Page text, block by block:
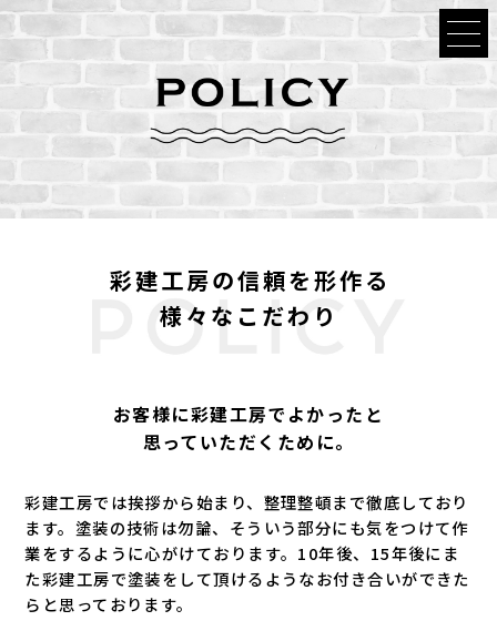
彩建工房の信頼を形作る
様々なこだわり
お客様に彩建工房でよかったと
思っていただくために。
彩建工房では挨拶から始まり、整理整頓まで徹底しており
ます。塗装の技術は勿論、そういう部分にも気をつけて作
業をするように心がけております。10年後、15年後にま
た彩建工房で塗装をして頂けるようなお付き合いができた
らと思っております。